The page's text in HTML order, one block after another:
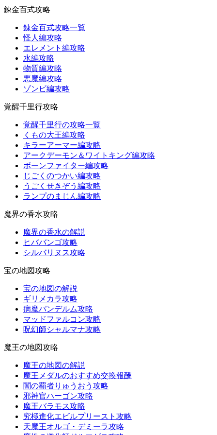
錬金百式攻略
錬金百式攻略一覧
怪人編攻略
エレメント編攻略
水編攻略
物質編攻略
悪魔編攻略
ゾンビ編攻略
覚醒千里行攻略
覚醒千里行の攻略一覧
くもの大王編攻略
キラーアーマー編攻略
アークデーモン＆ワイトキング編攻略
ボーンファイター編攻略
じごくのつかい編攻略
うごくせきぞう編攻略
ランプのまじん編攻略
魔界の香水攻略
魔界の香水の解説
ヒババンゴ攻略
シルバリヌス攻略
宝の地図攻略
宝の地図の解説
ギリメカラ攻略
病魔パンデルム攻略
マッドファルコン攻略
呪幻師シャルマナ攻略
魔王の地図攻略
魔王の地図の解説
魔王メダルのおすすめ交換報酬
闇の覇者りゅうおう攻略
邪神官ハーゴン攻略
魔王バラモス攻略
究極進化エビルプリースト攻略
天魔王オルゴ・デミーラ攻略